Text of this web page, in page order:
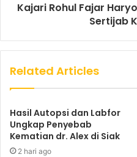
Kajari Rohul Fajar
Sertijab
Related Articles
Hasil Autopsi dan Labfor
Ungkap Penyebab
Kematian dr. Alex di Siak
2 hari ago